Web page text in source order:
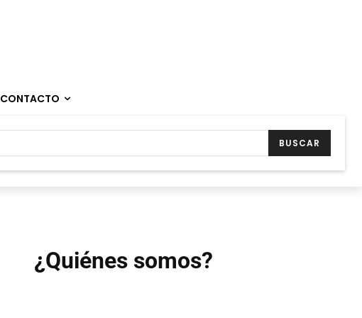
CONTACTO
BUSCAR
¿Quiénes somos?